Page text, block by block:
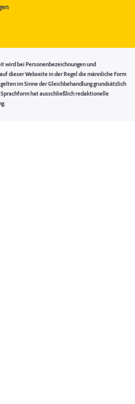
wird bei Personenbezeichnungen und
dieser Webseite in der Regel die männliche Form
im Sinne der Gleichbehandlung grundsätzlich
hat ausschließlich redaktionelle